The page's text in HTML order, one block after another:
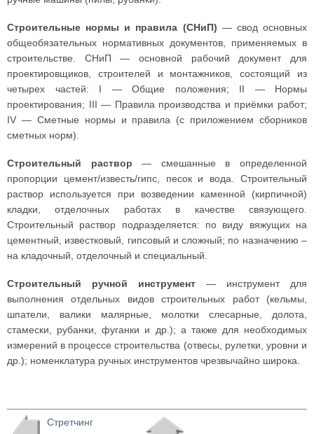
Строительные нормы и правила (СНиП) — свод основных
общеобязательных нормативных документов, применяемых в
строительстве. СНиП — основной рабочий документ для
проектировщиков, строителей и монтажников, состоящий из
четырех частей: I — Общие положения; II — Нормы
проектирования; III — Правила производства и приёмки работ;
IV — Сметные нормы и правила (с приложением сборников
сметных норм).
Строительный раствор — смешанные в определенной
пропорции цемент/известь/гипс, песок и вода. Строительный
раствор используется при возведении каменной (кирпичной)
кладки, отделочных работах в качестве связующего.
Строительный раствор подразделяется: по виду вяжущих на
цементный, известковый, гипсовый и сложный; по назначению –
на кладочный, отделочный и специальный.
Строительный ручной инструмент — инструмент для
выполнения отдельных видов строительных работ (кельмы,
шпатели, валики малярные, молотки слесарные, долота,
стамески, рубанки, фуганки и др.); а также для необходимых
измерений в процессе строительства (отвесы, рулетки, уровни и
др.); номенклатура ручных инструментов чрезвычайно широка.
Стретчинг